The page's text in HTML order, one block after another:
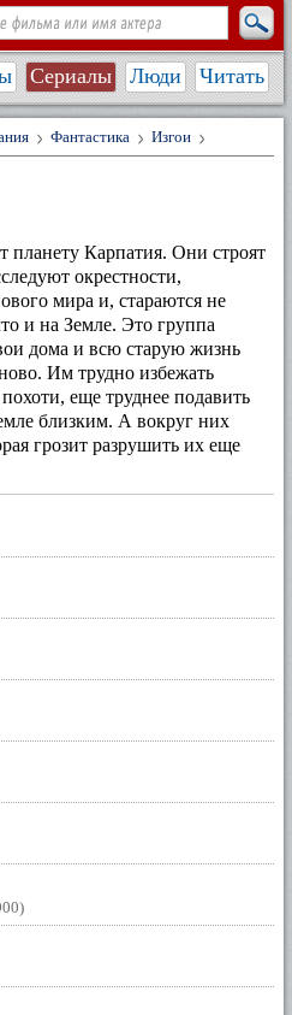
Сериалы Люди Читать
Фантастика Изгои
Карпатия. Они строят
окрестности,
мира и, стараются не
и на Земле. Это группа
дома и всю старую жизнь
Им трудно избежать
еще труднее подавить
близким. А вокруг них
грозит разрушить их еще
)